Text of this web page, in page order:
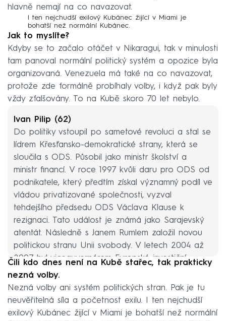
hlavně nemají na co navazovat.
I ten nejchudší exilový Kubánec žijící v Miami je
bohatší než normální Kubánec.
Jak to myslíte?
Kdyby se to začalo otáčet v Nikaragui, tak v minulosti
tam panoval normální politický systém a opozice byla
organizovaná. Venezuela má také na co navazovat,
protože zde formálně probíhaly volby, i když pak byly
vždy zfalšovány. To na Kubě skoro 70 let nebylo.
Ivan Pilip (62)
Do politiky vstoupil po sametové revoluci a stal se
lídrem Křesťansko-demokratické strany, která se
sloučila s ODS. Působil jako ministr školství a
ministr financí. V roce 1997 kvůli daru pro ODS od
podnikatele, který předtím získal významný podíl ve
vládou privatizované společnosti, vyzval
tehdejšího předsedu ODS Václava Klause k
rezignaci. Tato událost je známá jako Sarajevský
atentát. Následně s Janem Rumlem založil novou
politickou stranu Unii svobody. V letech 2004 až
2007 byl viceguvernérem Evropské investiční
banky. V současné době vlastní nakladatelství
Bourdon, v němž vycházejí bestsellery Patrika
Hartla. S první manželkou Lucií má tři děti. V roce
2024 se oženil podruhé s Dominikou Pilip.
Čili kdo dnes není na Kubě stařec, tak prakticky
nezná volby.
Nezná volby ani systém politických stran. Pak je tu
neuvěřitelná síla a početnost exilu. I ten nejchudší
exilový Kubánec žijící v Miami je bohatší než normální